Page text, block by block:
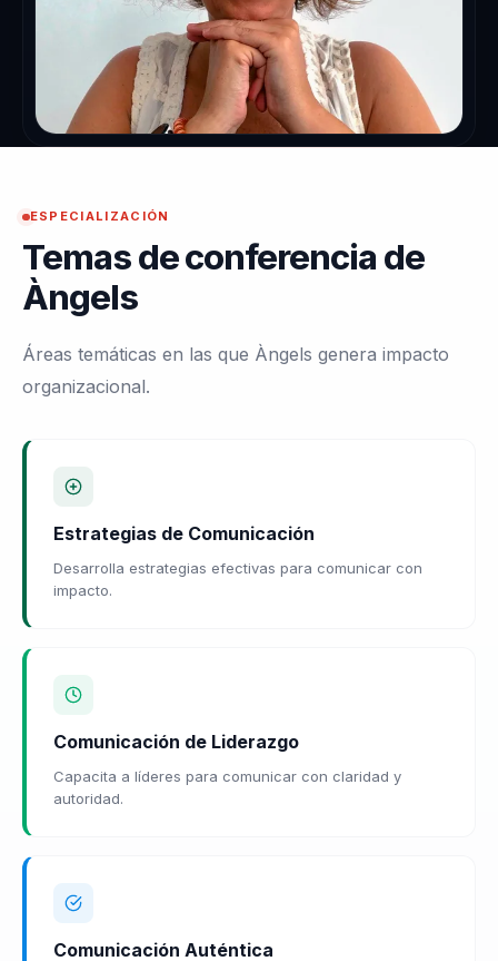
ESPECIALIZACIÓN
Temas de conferencia de
Àngels
Áreas temáticas en las que Àngels genera impacto
organizacional.
Estrategias de Comunicación
Desarrolla estrategias efectivas para comunicar con
impacto.
Comunicación de Liderazgo
Capacita a líderes para comunicar con claridad y
autoridad.
Comunicación Auténtica